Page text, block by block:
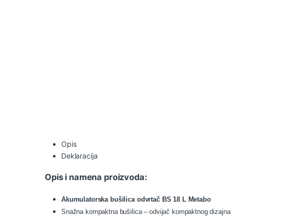
Opis
Deklaracija
Opis i namena proizvoda:
Akumulatorska bušilica odvrtač BS 18 L Metabo
Snažna kompaktna bušilica – odvijač kompaktnog dizajna